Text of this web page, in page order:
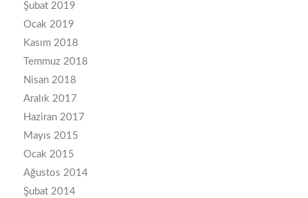
Şubat 2019
Ocak 2019
Kasım 2018
Temmuz 2018
Nisan 2018
Aralık 2017
Haziran 2017
Mayıs 2015
Ocak 2015
Ağustos 2014
Şubat 2014